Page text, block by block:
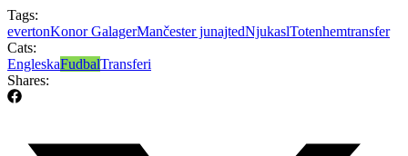
Tags:
evertonKonor GalagerMančester junajtedNjukaslTotenhemtransfer
Cats:
EngleskaFudbalTransferi
Shares: